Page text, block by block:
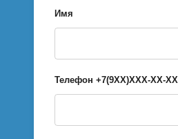
Имя
Телефон +7(9ХХ)ХХХ-ХХ-ХХ